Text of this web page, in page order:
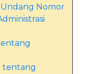
Nomor
tentang